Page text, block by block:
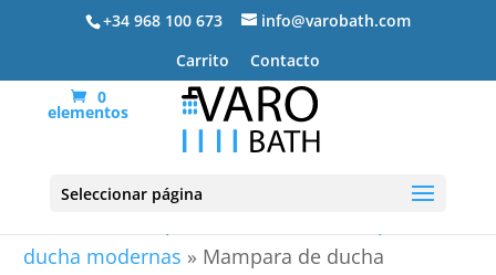
+34 968 100 673
info@varobath.com
Carrito
Contacto
0
elementos
Seleccionar página
ducha modernas » Mampara de ducha